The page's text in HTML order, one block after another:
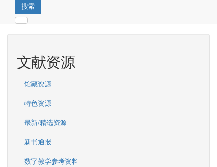
搜索
文献资源
馆藏资源
特色资源
最新/精选资源
新书通报
数字教学参考资料